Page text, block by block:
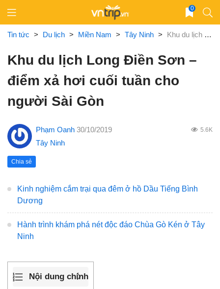
content
0
Tin tức > Du lịch > Miền Nam > Tây Ninh > Khu du lịch Long Điền Sơn – điểm xả hơi cuối tuần cho người Sài Gòn
Khu du lịch Long Điền Sơn –
điểm xả hơi cuối tuần cho
người Sài Gòn
Phạm Oanh 30/10/2019 5.6K
Tây Ninh
Chia sẻ
Kinh nghiệm cắm trại qua đêm ở hồ Dầu Tiếng Bình
Dương
Hành trình khám phá nét độc đáo Chùa Gò Kén ở Tây
Ninh
Nội dung chính